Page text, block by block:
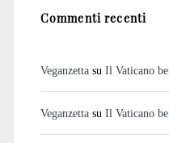
Commenti recenti
Veganzettasu Il Vaticano
Veganzettasu Il Vaticano